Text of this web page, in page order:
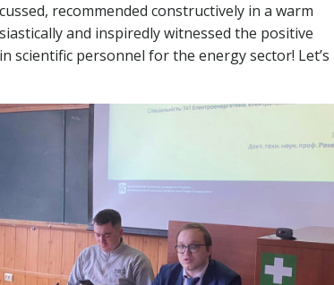
recommended constructively in a warm
and inspiredly witnessed the positive
scientific personnel for the energy sector! Let’s